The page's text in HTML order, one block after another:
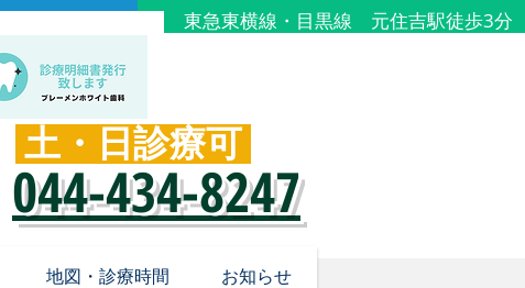
​044-434-8247
土・日診療可
地図・診療時間 お知らせ
東急東横線・目黒線 元住吉駅徒歩3分